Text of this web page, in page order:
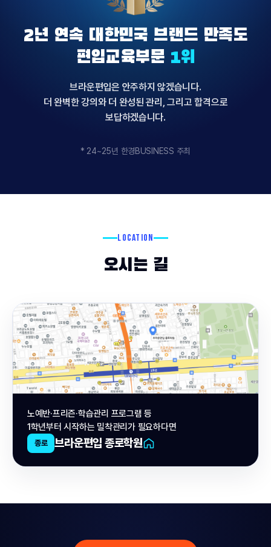
2년 연속 대한민국 브랜드 만족도
편입교육부문 1위
브라운편입은 안주하지 않겠습니다.
더 완벽한 강의와 더 완성된 관리, 그리고 합격으로
보답하겠습니다.
* 24~25년 한경BUSINESS 주최
LOCATION
오시는 길
노예반·프리즌·학습관리 프로그램 등
1학년부터 시작하는 밀착관리가 필요하다면
종로 브라운편입 종로학원